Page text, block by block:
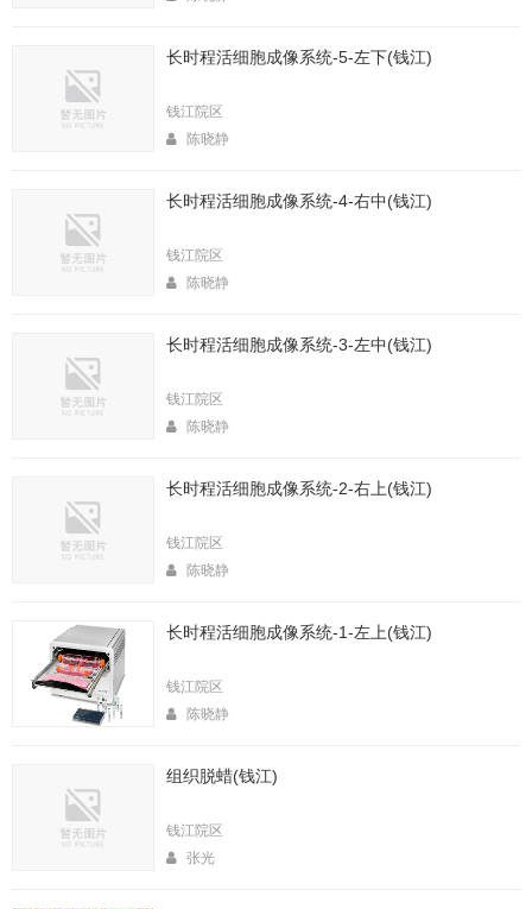
长时程活细胞成像系统-5-左下(钱江)
钱江院区
陈晓静
长时程活细胞成像系统-4-右中(钱江)
钱江院区
陈晓静
长时程活细胞成像系统-3-左中(钱江)
钱江院区
陈晓静
长时程活细胞成像系统-2-右上(钱江)
钱江院区
陈晓静
长时程活细胞成像系统-1-左上(钱江)
钱江院区
陈晓静
组织脱蜡(钱江)
钱江院区
张光